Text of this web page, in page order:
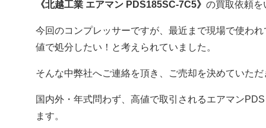
《北越工業 エアマン PDS185SC-7C5》 の買取依頼を
今回のコンプレッサーですが、最近まで現場で使わ
値で処分したい！と考えられていました。
そんな中弊社へご連絡を頂き、ご売却を決めていた
国内外・年式問わず、高値で取引されるエアマン
ます。